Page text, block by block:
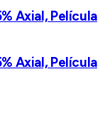
Axial, Película
Axial, Película